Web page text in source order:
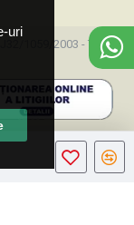
uri
1059/2003 - Toate